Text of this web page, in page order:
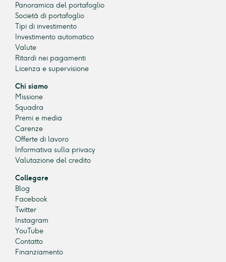
Panoramica del portafoglio
Società di portafoglio
Tipi di investimento
Investimento automatico
Valute
Ritardi nei pagamenti
Licenza e supervisione
Chi siamo
Missione
Squadra
Premi e media
Carenze
Offerte di lavoro
Informativa sulla privacy
Valutazione del credito
Collegare
Blog
Facebook
Twitter
Instagram
YouTube
Contatto
Finanziamento